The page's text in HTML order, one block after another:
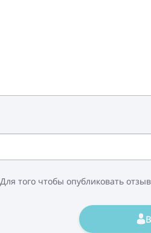
Для того чтобы опубликовать